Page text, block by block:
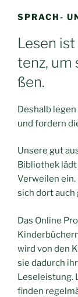
SPRACH-
Lesen
tenz, um
ßen.
Deshalb
und fordern
Unsere gut
Bibliothek
Verweilen
sich dort auch
Das Online
wird von den
sie dadurch
Leseleistung.
finden